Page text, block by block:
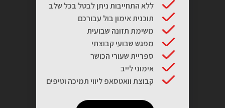
ללא התחייבות ניתן לבטל בכל שלב
תוכנית אימון בול עבורכם
משימת תזונה שבועית
מפגש שבועי קבוצתי
ספריית שעורי הכושר
אימוני לייב
קבוצת וואטסאפ ליווי תמיכה וטיפים